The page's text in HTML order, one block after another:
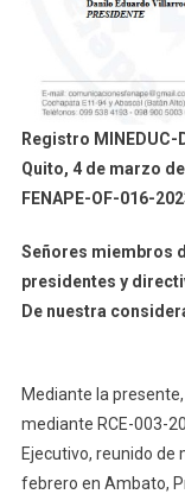
Registro MINEDUC-
Quito, 4 de marzo
FENAPE-OF-016-
Señores miembros
presidentes y
De nuestra
Mediante la
mediante RCE-003-
Ejecutivo, reunido de
febrero en Ambato,